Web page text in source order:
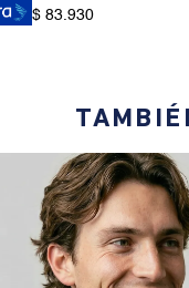
$ 83.930